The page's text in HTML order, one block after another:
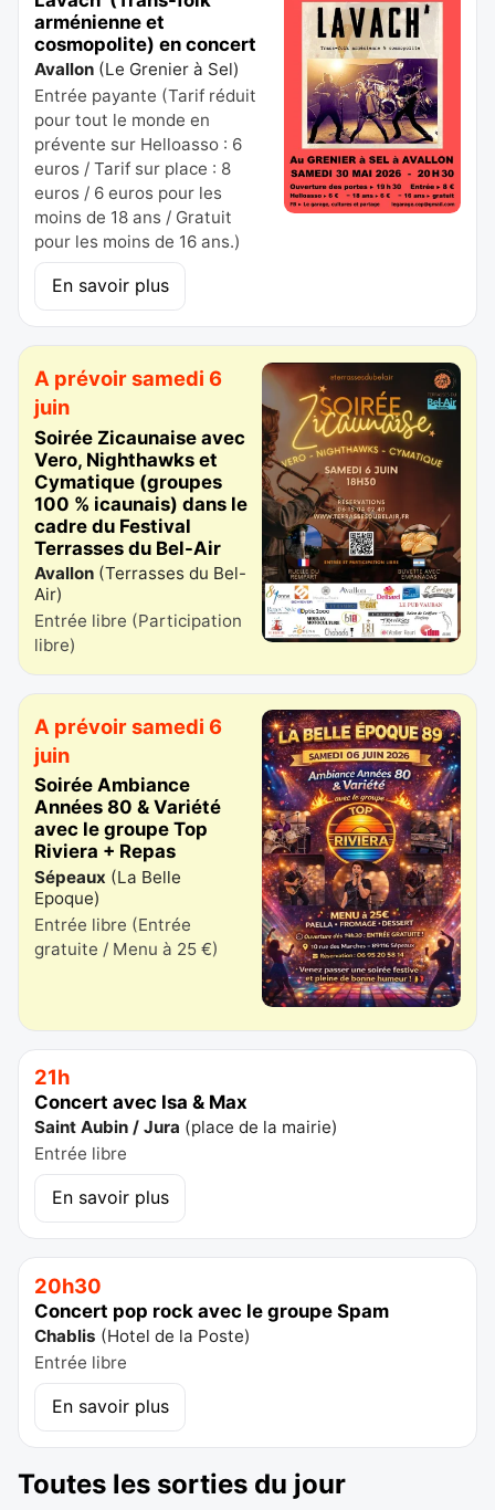
arménienne et
cosmopolite) en concert
Avallon (Le Grenier à Sel)
Entrée payante (Tarif réduit
pour tout le monde en
prévente sur Helloasso : 6
euros / Tarif sur place : 8
euros / 6 euros pour les
moins de 18 ans / Gratuit
pour les moins de 16 ans.)
En savoir plus
A prévoir samedi 6
juin
Soirée Zicaunaise avec
Vero, Nighthawks et
Cymatique (groupes
100 % icaunais) dans le
cadre du Festival
Terrasses du Bel-Air
Avallon (Terrasses du Bel-
Air)
Entrée libre (Participation
libre)
A prévoir samedi 6
juin
Soirée Ambiance
Années 80 & Variété
avec le groupe Top
Riviera + Repas
Sépeaux (La Belle
Epoque)
Entrée libre (Entrée
gratuite / Menu à 25 €)
21h
Concert avec Isa & Max
Saint Aubin / Jura (place de la mairie)
Entrée libre
En savoir plus
20h30
Concert pop rock avec le groupe Spam
Chablis (Hotel de la Poste)
Entrée libre
En savoir plus
Toutes les sorties du jour